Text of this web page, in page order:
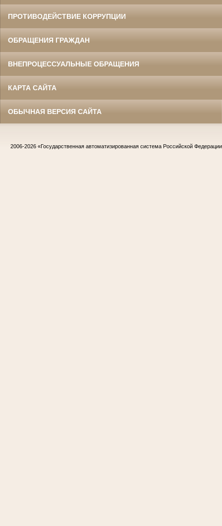
ПРОТИВОДЕЙСТВИЕ КОРРУПЦИИ
ОБРАЩЕНИЯ ГРАЖДАН
ВНЕПРОЦЕССУАЛЬНЫЕ ОБРАЩЕНИЯ
КАРТА САЙТА
ОБЫЧНАЯ ВЕРСИЯ САЙТА
2006-2026 «Государственная автоматизированная система Российской